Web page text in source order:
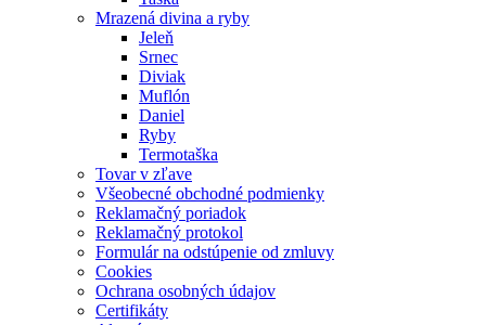
Mrazená divina a ryby
Jeleň
Srnec
Diviak
Muflón
Daniel
Ryby
Termotaška
Tovar v zľave
Všeobecné obchodné podmienky
Reklamačný poriadok
Reklamačný protokol
Formulár na odstúpenie od zmluvy
Cookies
Ochrana osobných údajov
Certifikáty